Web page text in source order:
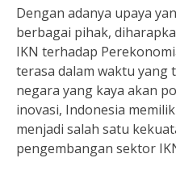
Dengan adanya upaya
berbagai pihak,
IKN terhadap
terasa dalam waktu yang
negara yang kaya akan
inovasi, Indonesia
menjadi salah satu
pengembangan sektor